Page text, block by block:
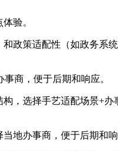
验。
政策适配性（如政务系
商，便于后期和响应。
，选择手艺适配场景+办
地办事商，便于后期和响